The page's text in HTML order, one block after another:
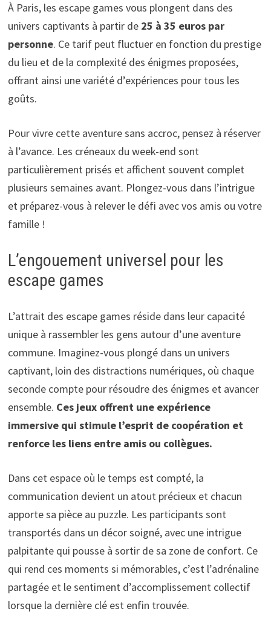
À Paris, les escape games vous plongent dans des
univers captivants à partir de 25 à 35 euros par
personne. Ce tarif peut fluctuer en fonction du prestige
du lieu et de la complexité des énigmes proposées,
offrant ainsi une variété d’expériences pour tous les
goûts.
Pour vivre cette aventure sans accroc, pensez à réserver
à l’avance. Les créneaux du week-end sont
particulièrement prisés et affichent souvent complet
plusieurs semaines avant. Plongez-vous dans l’intrigue
et préparez-vous à relever le défi avec vos amis ou votre
famille !
L’engouement universel pour les
escape games
L’attrait des escape games réside dans leur capacité
unique à rassembler les gens autour d’une aventure
commune. Imaginez-vous plongé dans un univers
captivant, loin des distractions numériques, où chaque
seconde compte pour résoudre des énigmes et avancer
ensemble. Ces jeux offrent une expérience
immersive qui stimule l’esprit de coopération et
renforce les liens entre amis ou collègues.
Dans cet espace où le temps est compté, la
communication devient un atout précieux et chacun
apporte sa pièce au puzzle. Les participants sont
transportés dans un décor soigné, avec une intrigue
palpitante qui pousse à sortir de sa zone de confort. Ce
qui rend ces moments si mémorables, c’est l’adrénaline
partagée et le sentiment d’accomplissement collectif
lorsque la dernière clé est enfin trouvée.